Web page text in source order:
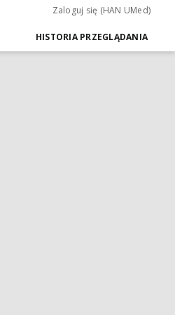
Zaloguj się (HAN UMed)
HISTORIA PRZEGLĄDANIA